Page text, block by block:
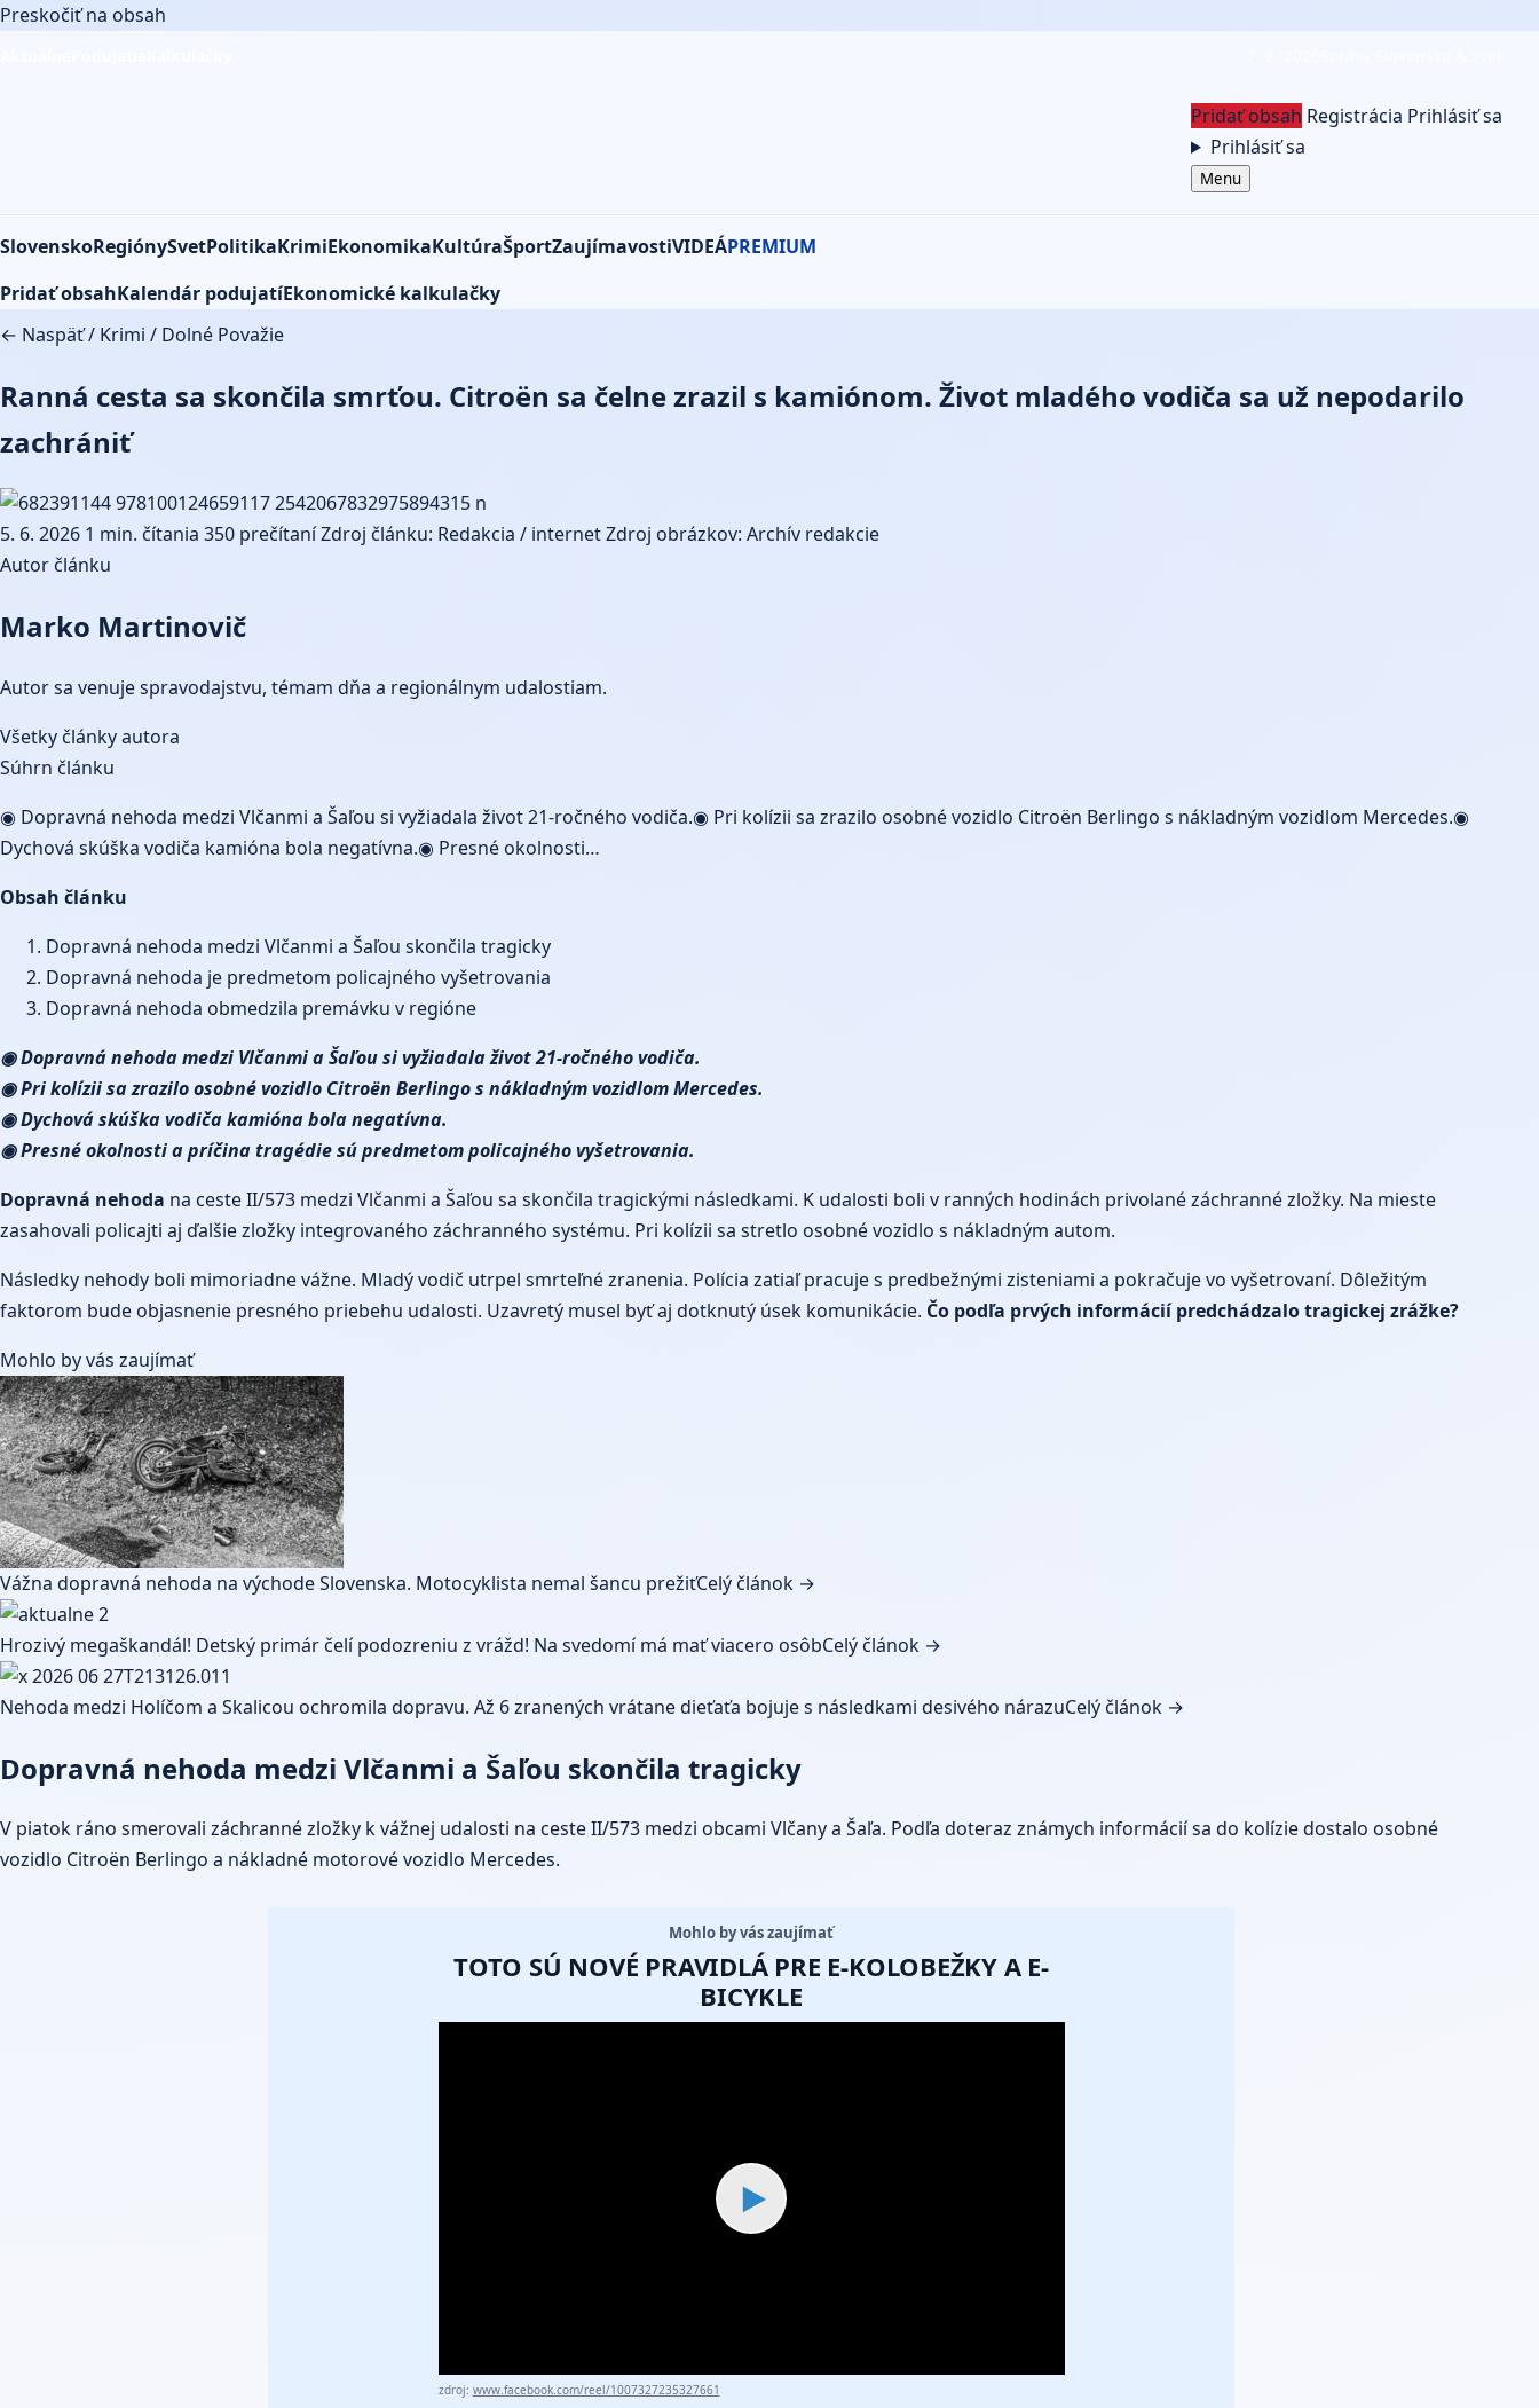
Preskočiť na obsah
Pridať obsah Registrácia Prihlásiť sa
Prihlásiť sa
Menu
SlovenskoRegiónySvetPolitikaKrimiEkonomikaKultúraŠportZaujímavostiVIDEÁPREMIUM
Pridať obsahKalendár podujatíEkonomické kalkulačky
← Naspäť/ Krimi / Dolné Považie
Ranná cesta sa skončila smrťou. Citroën sa čelne zrazil s kamiónom. Život mladého vodiča sa už nepodarilo
zachrániť
5. 6. 2026 1 min. čítania 350 prečítaníZdroj článku: Redakcia / internetZdroj obrázkov: Archív redakcie
Autor článku
Marko Martinovič
Autor sa venuje spravodajstvu, témam dňa a regionálnym udalostiam.
Všetky články autora
Súhrn článku
◉ Dopravná nehoda medzi Vlčanmi a Šaľou si vyžiadala život 21-ročného vodiča.◉ Pri kolízii sa zrazilo osobné vozidlo Citroën Berlingo s nákladným vozidlom Mercedes.◉
Dychová skúška vodiča kamióna bola negatívna.◉ Presné okolnosti…
Obsah článku
Dopravná nehoda medzi Vlčanmi a Šaľou skončila tragicky
Dopravná nehoda je predmetom policajného vyšetrovania
Dopravná nehoda obmedzila premávku v regióne
◉ Dopravná nehoda medzi Vlčanmi a Šaľou si vyžiadala život 21-ročného vodiča.
◉ Pri kolízii sa zrazilo osobné vozidlo Citroën Berlingo s nákladným vozidlom Mercedes.
◉ Dychová skúška vodiča kamióna bola negatívna.
◉ Presné okolnosti a príčina tragédie sú predmetom policajného vyšetrovania.
Dopravná nehoda na ceste II/573 medzi Vlčanmi a Šaľou sa skončila tragickými následkami. K udalosti boli v ranných hodinách privolané záchranné zložky. Na mieste
zasahovali policajti aj ďalšie zložky integrovaného záchranného systému. Pri kolízii sa stretlo osobné vozidlo s nákladným autom.
Následky nehody boli mimoriadne vážne. Mladý vodič utrpel smrteľné zranenia. Polícia zatiaľ pracuje s predbežnými zisteniami a pokračuje vo vyšetrovaní. Dôležitým
faktorom bude objasnenie presného priebehu udalosti. Uzavretý musel byť aj dotknutý úsek komunikácie. Čo podľa prvých informácií predchádzalo tragickej zrážke?
Mohlo by vás zaujímať
Vážna dopravná nehoda na východe Slovenska. Motocyklista nemal šancu prežiťCelý článok →
Hrozivý megaškandál! Detský primár čelí podozreniu z vrážd! Na svedomí má mať viacero osôbCelý článok →
Nehoda medzi Holíčom a Skalicou ochromila dopravu. Až 6 zranených vrátane dieťaťa bojuje s následkami desivého nárazuCelý článok →
Dopravná nehoda medzi Vlčanmi a Šaľou skončila tragicky
V piatok ráno smerovali záchranné zložky k vážnej udalosti na ceste II/573 medzi obcami Vlčany a Šaľa. Podľa doteraz známych informácií sa do kolízie dostalo osobné
vozidlo Citroën Berlingo a nákladné motorové vozidlo Mercedes.
Mohlo by vás zaujímať
TOTO SÚ NOVÉ PRAVIDLÁ PRE E-KOLOBEŽKY A E-
BICYKLE
▶
zdroj: www.facebook.com/reel/1007327235327661